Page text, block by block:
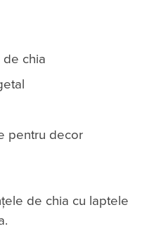
de chia
pentru decor
de chia cu laptele